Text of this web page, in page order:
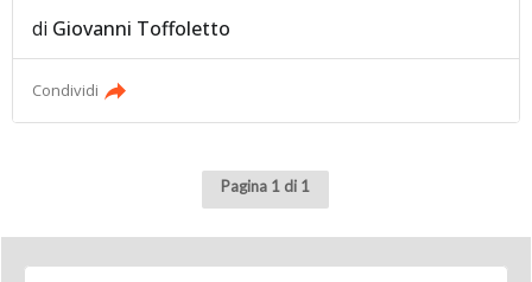
di Giovanni Toffoletto
Condividi
Pagina 1 di 1